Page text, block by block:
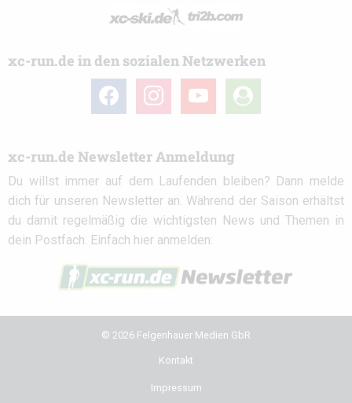
xc-run.de in den sozialen Netzwerken
facebook instagramyoutube
user-
circle
xc-run.de Newsletter Anmeldung
Du willst immer auf dem Laufenden bleiben? Dann melde
dich für unseren Newsletter an. Während der Saison erhältst
du damit regelmäßig die wichtigsten News und Themen in
dein Postfach. Einfach hier anmelden:
© 2026 Felgenhauer Medien GbR
Kontakt
Impressum